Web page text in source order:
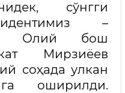
сўнгги
–
Олий бош
Мирзиёев
соҳада улкан
оширилди.